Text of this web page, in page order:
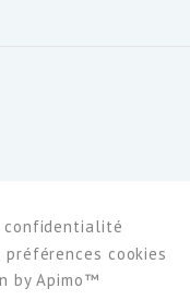
confidentialité
préférences cookies
byApimo™